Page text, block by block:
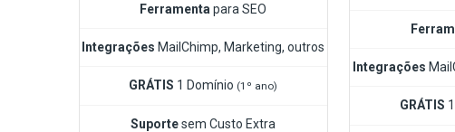
Ferramenta para SEO
Integrações MailChimp, Marketing, outros
GRÁTIS 1 Domínio (1º ano)
Suportesem Custo Extra
Integrações
GRÁTIS